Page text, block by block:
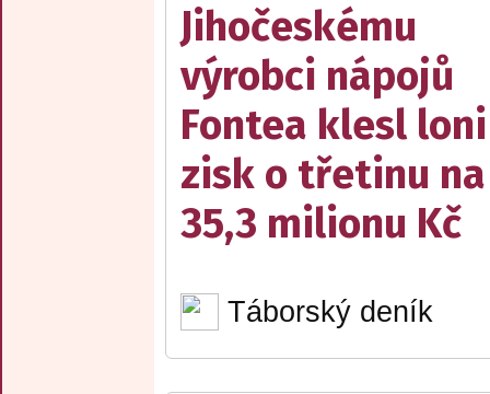
Jihočeskému
výrobci nápojů
Fontea klesl loni
zisk o třetinu na
35,3 milionu Kč
Táborský deník